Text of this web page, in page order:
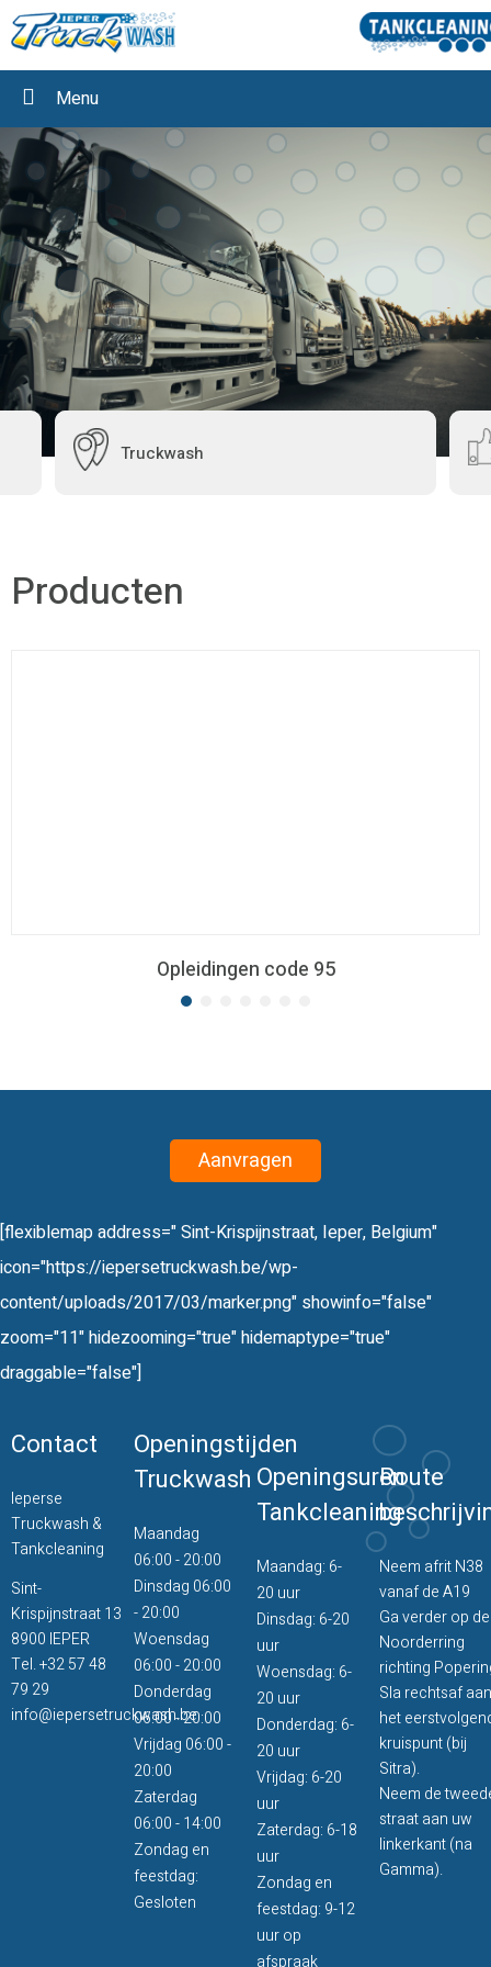
Menu
Truckwash
Producten
Diverse
Aanvragen
[flexiblemap address=" Sint-Krispijnstraat, Ieper, Belgium"
icon="https://iepersetruckwash.be/wp-
content/uploads/2017/03/marker.png" showinfo="false"
zoom="11" hidezooming="true" hidemaptype="true"
draggable="false"]
Contact
Ieperse
Truckwash &
Tankcleaning
Sint-
Krispijnstraat 13
8900 IEPER
Tel.+32 57 48
79 29
info@iepersetruckwash.be
Openingstijden
Truckwash
Maandag
06:00 - 20:00
Dinsdag 06:00
- 20:00
Woensdag
06:00 - 20:00
Donderdag
06:00 - 20:00
Vrijdag 06:00 -
20:00
Zaterdag
06:00 - 14:00
Zondag en
feestdag:
Gesloten
Openingsuren
Tankcleaning
Maandag: 6-
20 uur
Dinsdag: 6-20
uur
Woensdag: 6-
20 uur
Donderdag: 6-
20 uur
Vrijdag: 6-20
uur
Zaterdag: 6-18
uur
Zondag en
feestdag: 9-12
uur op
afspraak
Route
Neem afrit N38
vanaf de A19
Ga verder op de
Noorderring
richting
Sla rechtsaf aan
het
kruispunt (bij
Sitra).
Neem de
straat aan uw
linkerkant (na
Gamma).